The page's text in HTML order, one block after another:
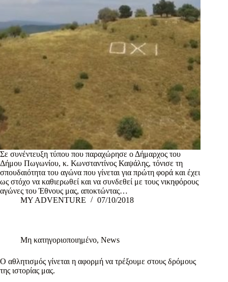
Σε συνέντευξη τύπου που παραχώρησε ο Δήμαρχος του
Δήμου Πωγωνίου, κ. Κωνσταντίνος Καψάλης, τόνισε τη
σπουδαιότητα του αγώνα που γίνεται για πρώτη φορά και έχει
ως στόχο να καθιερωθεί και να συνδεθεί με τους νικηφόρους
αγώνες του Έθνους μας, αποκτώντας…
MY ADVENTURE
07/10/2018
Μη κατηγοριοποιημένο, News
Ο αθλητισμός γίνεται η αφορμή να τρέξουμε στους δρόμους
της ιστορίας μας.